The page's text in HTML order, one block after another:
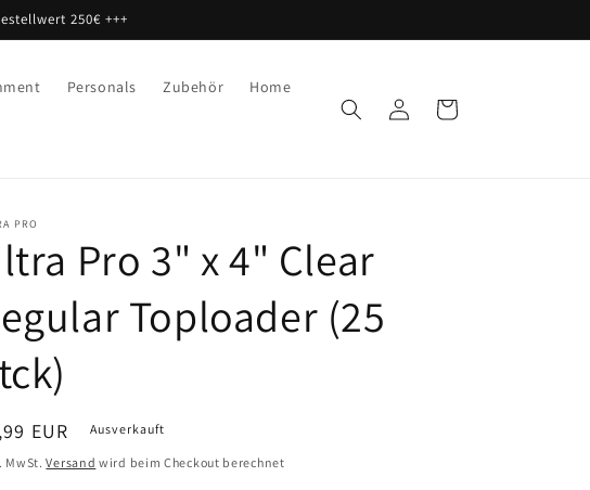
250€ +++
Personals Zubehör Home
EinloggenWarenkorb
PRO
Pro 3" x 4" Clear
Toploader (25
EUR Ausverkauft
MwSt.Versand wird beim Checkout berechnet